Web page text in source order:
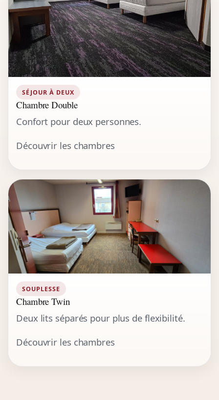
SÉJOUR À DEUX
Chambre Double
Confort pour deux personnes.
Découvrir les chambres
SOUPLESSE
Chambre Twin
Deux lits séparés pour plus de flexibilité.
Découvrir les chambres